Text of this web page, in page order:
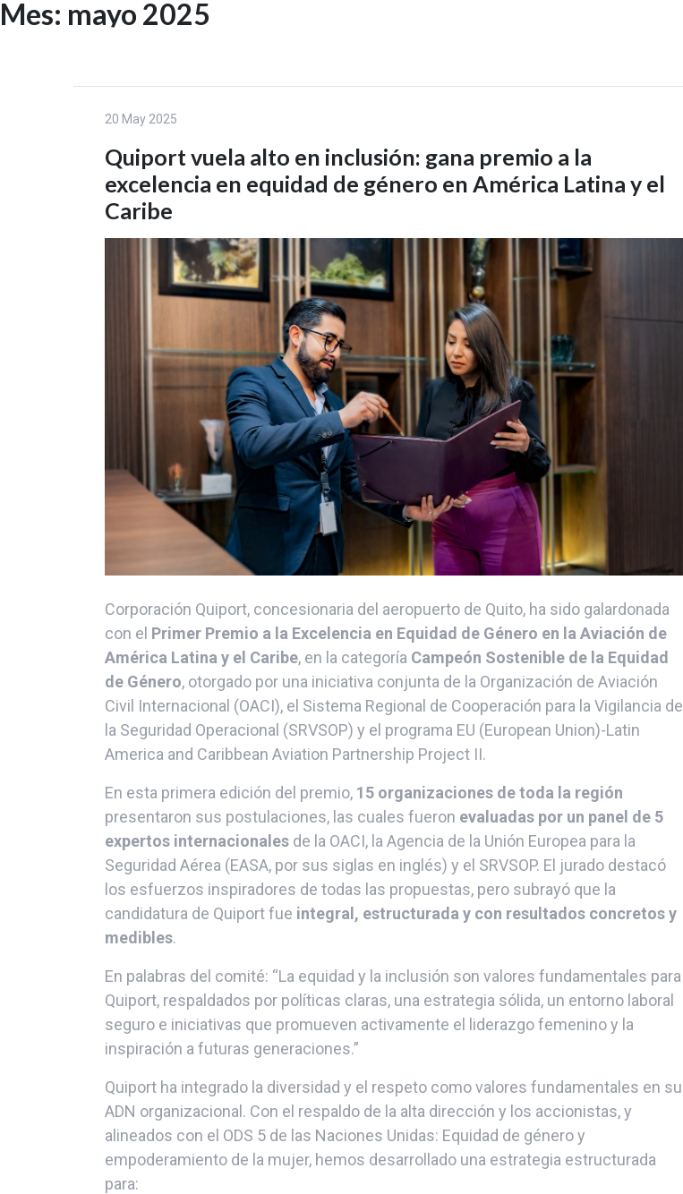
Skip
toMes: mayo 2025
20 May 2025
Quiport vuela alto en inclusión: gana premio a la
excelencia en equidad de género en América Latina y el
Caribe
Corporación Quiport, concesionaria del aeropuerto de Quito, ha sido galardonada
con el Primer Premio a la Excelencia en Equidad de Género en la Aviación de
América Latina y el Caribe, en la categoría Campeón Sostenible de la Equidad
de Género, otorgado por una iniciativa conjunta de la Organización de Aviación
Civil Internacional (OACI), el Sistema Regional de Cooperación para la Vigilancia de
la Seguridad Operacional (SRVSOP) y el programa EU (European Union)-Latin
America and Caribbean Aviation Partnership Project II.
En esta primera edición del premio, 15 organizaciones de toda la región
presentaron sus postulaciones, las cuales fueron evaluadas por un panel de 5
expertos internacionales de la OACI, la Agencia de la Unión Europea para la
Seguridad Aérea (EASA, por sus siglas en inglés) y el SRVSOP. El jurado destacó
los esfuerzos inspiradores de todas las propuestas, pero subrayó que la
candidatura de Quiport fue integral, estructurada y con resultados concretos y
medibles.
En palabras del comité: “La equidad y la inclusión son valores fundamentales para
Quiport, respaldados por políticas claras, una estrategia sólida, un entorno laboral
seguro e iniciativas que promueven activamente el liderazgo femenino y la
inspiración a futuras generaciones.”
Quiport ha integrado la diversidad y el respeto como valores fundamentales en su
ADN organizacional. Con el respaldo de la alta dirección y los accionistas, y
alineados con el ODS 5 de las Naciones Unidas: Equidad de género y
empoderamiento de la mujer, hemos desarrollado una estrategia estructurada
para: